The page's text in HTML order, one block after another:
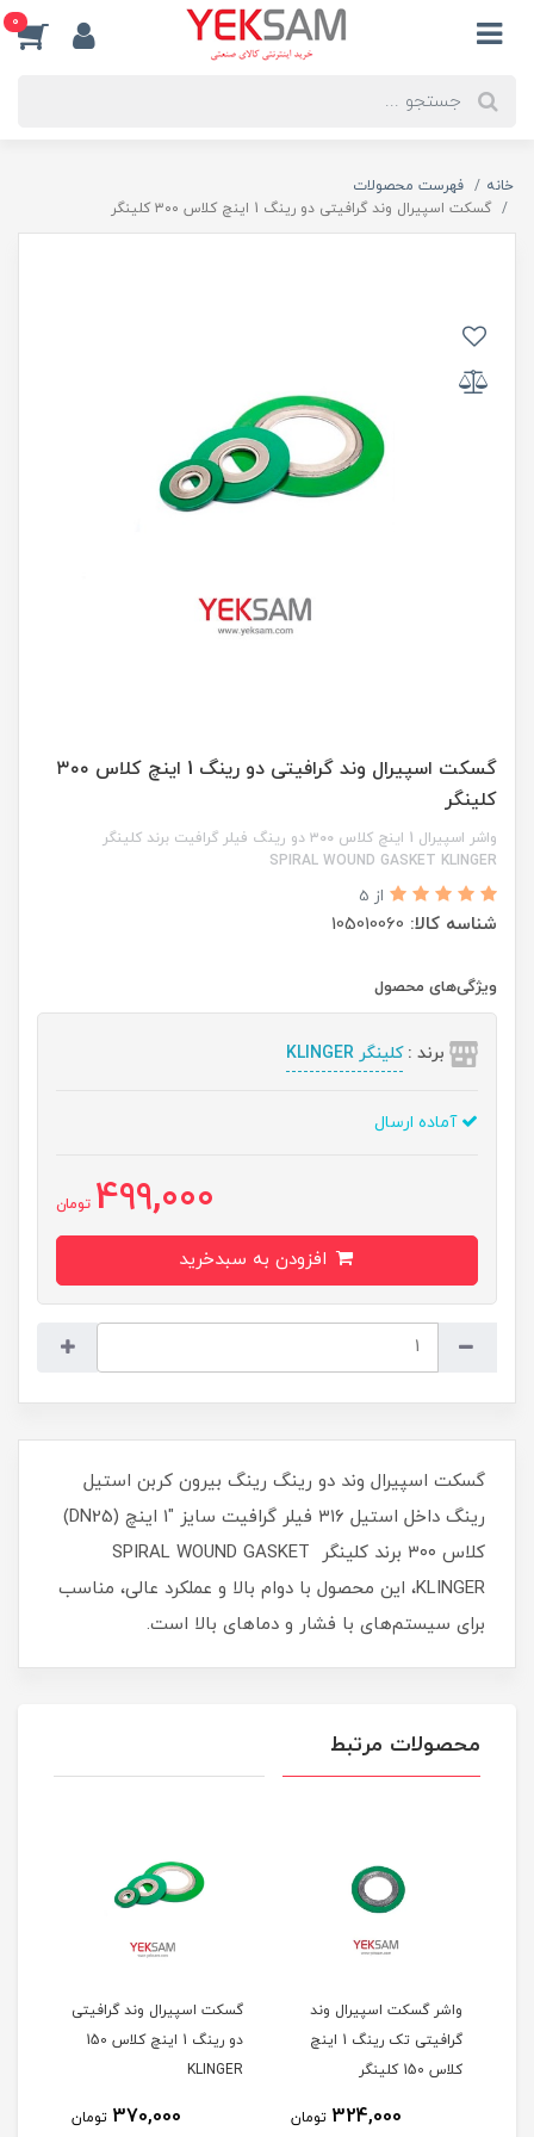
0
خانه
فهرست محصولات
گسکت اسپیرال وند گرافیتی دو رینگ 1 اینچ کلاس ۳۰۰ کلینگر
گسکت اسپیرال وند گرافیتی دو رینگ 1 اینچ کلاس ۳۰۰
کلینگر
واشر اسپیرال 1 اینچ کلاس ۳۰۰ دو رینگ فیلر گرافیت برند کلینگر
SPIRAL WOUND GASKET KLINGER
از 5
شناسه کالا: 105010060
ویژگی‌های محصول
برند :کلینگر KLINGER
آماده ارسال
499,000 تومان
گسکت اسپیرال وند دو رینگ رینگ بیرون کربن استیل
رینگ داخل استیل ۳۱۶ فیلر گرافیت سایز "1 اینچ (DN25)
کلاس ۳۰۰ برند کلینگر SPIRAL WOUND GASKET
KLINGER، این محصول با دوام بالا و عملکرد عالی، مناسب
برای سیستم‌های با فشار و دماهای بالا است.
محصولات مرتبط
واشر گسکت اسپیرال وند
گرافیتی تک رینگ 1 اینچ
کلاس 150 کلینگر
324,000 تومان
گسکت اسپیرال وند گرافیتی
دو رینگ 1 اینچ کلاس 150
KLINGER
370,000 تومان